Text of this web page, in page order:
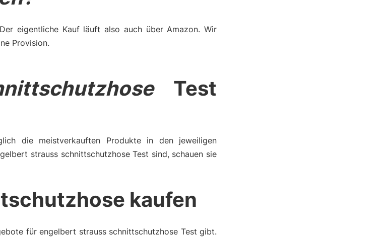
eigentliche Kauf läuft also auch über Amazon. Wir
Provision.
Test
die meistverkauften Produkte in den jeweiligen
strauss schnittschutzhose Test sind, schauen sie
kaufen
für engelbert strauss schnittschutzhose Test gibt.